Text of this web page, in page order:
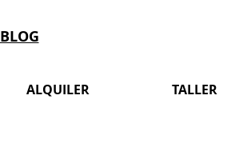
BLOG
ALQUILER TALLER